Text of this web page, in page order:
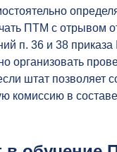
ПТМ с отрывом
п. 36 и 38
организовать
штат позволяет
комиссию в